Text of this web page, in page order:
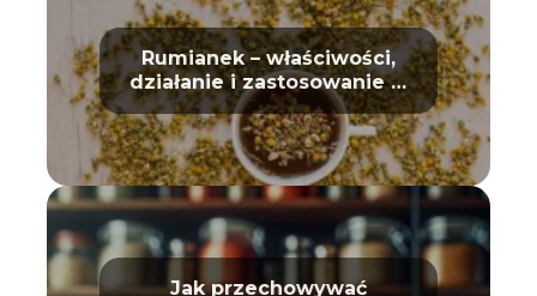
Rumianek – właściwości,
działanie i zastosowanie w
domu oraz kosmetyce
Jak przechowywać